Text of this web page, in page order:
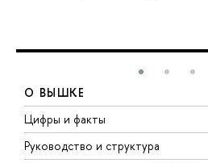
О ВЫШКЕ
Цифры и факты
Руководство и структура